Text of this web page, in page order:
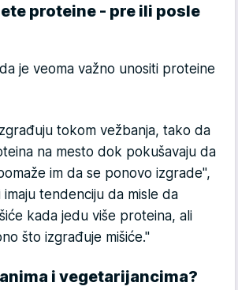
proteine - pre ili posle
je veoma važno unositi proteine
tokom vežbanja, tako da
na mesto dok pokušavaju da
im da se ponovo izgrade",
tendenciju da misle da
kada jedu više proteina, ali
što izgrađuje mišiće."
i vegetarijancima?